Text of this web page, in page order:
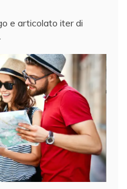
e articolato iter di